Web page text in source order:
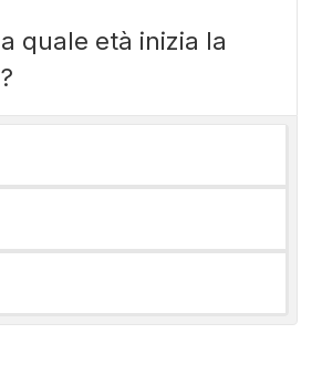
quale età inizia la